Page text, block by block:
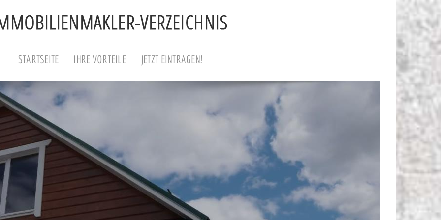
STARTSEITE IHRE VORTEILE JETZT EINTRAGEN!